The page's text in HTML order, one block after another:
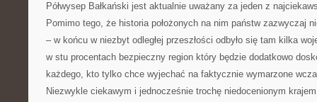
Półwysep Bałkański jest aktualnie uważany za jeden z
Pomimo tego, że historia położonych na nim państw zazwyczaj
– w końcu w niezbyt odległej przeszłości odbyło się tam kilka
w stu procentach bezpieczny region który będzie dodatkowo
każdego, kto tylko chce wyjechać na faktycznie wymarzone
Niezwykle ciekawym i jednocześnie trochę niedocenionym